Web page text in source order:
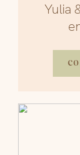
Yulia